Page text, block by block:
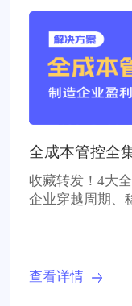
全成本管控全
案例
收藏转发！4大
企业穿越周期、
查看详情